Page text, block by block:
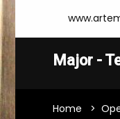
Major -
Home